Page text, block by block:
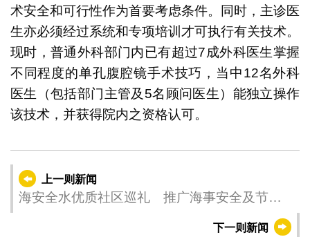
术安全和可行性作为首要考虑条件。同时，主诊医
生亦必须经过系统和专项培训才可执行有关技术。
现时，普通外科部门内已有超过7成外科医生掌握
不同程度的单孔腹腔镜手术技巧，当中12名外科
医生（包括部门主管及5名顾问医生）能独立操作
该技术，并获得院内之资格认可。
上一则新闻
海安全水优质社区巡礼 推广海事安全及节水
下一则新闻